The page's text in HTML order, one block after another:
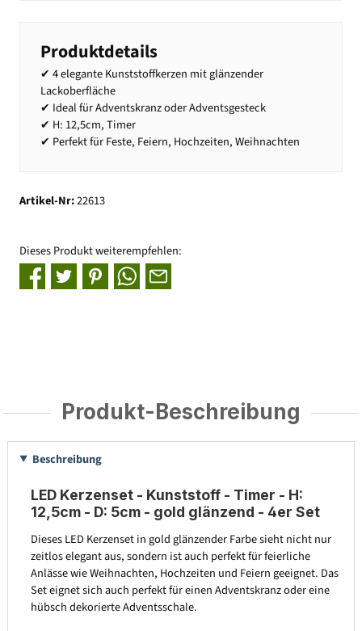
Produktdetails
✔ 4 elegante Kunststoffkerzen mit glänzender
Lackoberfläche
✔ Ideal für Adventskranz oder Adventsgesteck
✔ H: 12,5cm, Timer
✔ Perfekt für Feste, Feiern, Hochzeiten, Weihnachten
Artikel-Nr:22613
Dieses Produkt weiterempfehlen:
Produkt-Beschreibung
Beschreibung
LED Kerzenset - Kunststoff - Timer - H:
12,5cm - D: 5cm - gold glänzend - 4er Set
Dieses LED Kerzenset in gold glänzender Farbe sieht nicht nur
zeitlos elegant aus, sondern ist auch perfekt für feierliche
Anlässe wie Weihnachten, Hochzeiten und Feiern geeignet. Das
Set eignet sich auch perfekt für einen Adventskranz oder eine
hübsch dekorierte Adventsschale.